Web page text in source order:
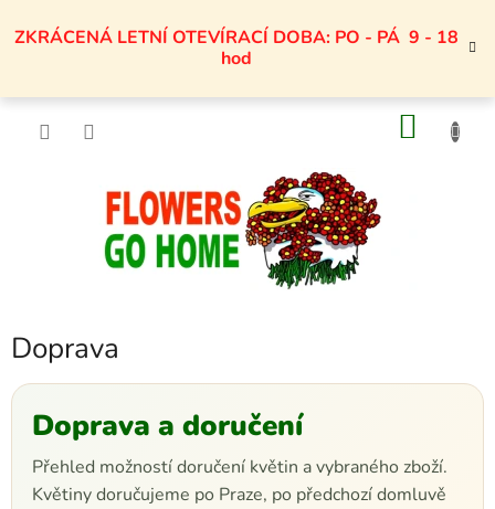
naZKRÁCENÁ LETNÍ OTEVÍRACÍ DOBA: PO - PÁ 9 - 18
hod
Doprava
Doprava a doručení
Přehled možností doručení květin a vybraného zboží.
Květiny doručujeme po Praze, po předchozí domluvě